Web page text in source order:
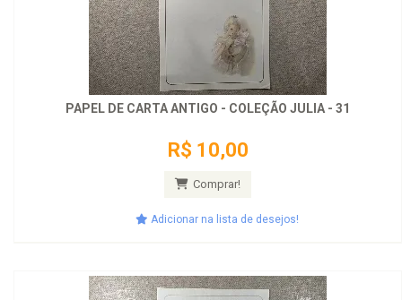
PAPEL DE CARTA ANTIGO - COLEÇÃO JULIA - 31
R$ 10,00
Comprar!
Adicionar na lista de desejos!